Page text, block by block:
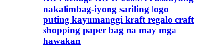
nakalimbag-iyong sariling logo
puting kayumanggi kraft regalo craft
shopping paper bag na may mga
hawakan